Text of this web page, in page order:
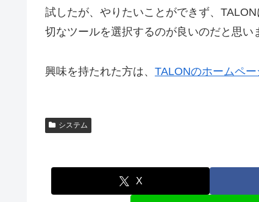
試したが、やりたいことができず、
切なツールを選択するのが良いのだと思い
興味を持たれた方は、 TALONのホームペー
システム
X